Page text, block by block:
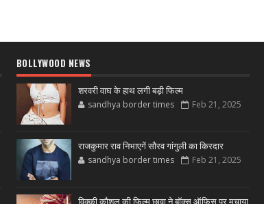
BOLLYWOOD NEWS
शरवरी वाघ के हाथ लगी बड़ी फिल्म
sandhya border times Feb 21, 2025
राजकुमार राव निभाएगें सौरव गांगुली का किरदार
sandhya border times Feb 21, 2025
विक्की कौशल की फिल्म छावा ने बॉक्स ऑफिस पर मचाया